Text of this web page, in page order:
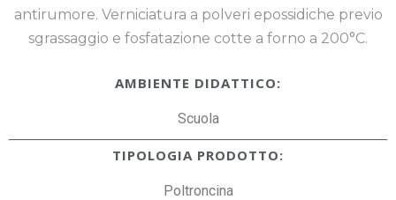
antirumore. Verniciatura a polveri epossidiche previo
sgrassaggio e fosfatazione cotte a forno a 200°C.
AMBIENTE DIDATTICO:
Scuola
TIPOLOGIA PRODOTTO:
Poltroncina